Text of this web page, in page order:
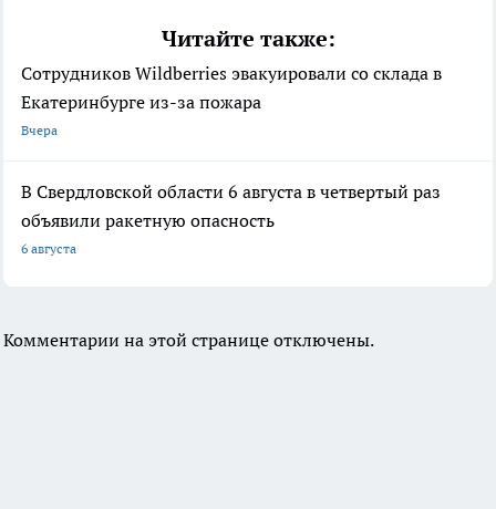
Читайте также:
Сотрудников Wildberries эвакуировали со склада в
Екатеринбурге из-за пожара
Вчера
В Свердловской области 6 августа в четвертый раз
объявили ракетную опасность
6 августа
Комментарии на этой странице отключены.